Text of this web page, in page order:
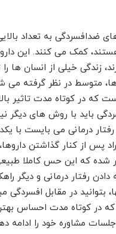
ضدافسردگی به تعداد
کمک می کنند. این
زندگی خیلی از انسان ها را
متوسط در نظر گرفته می
در کوتاه مدت تاثیر
باید با روش های دیگر
رفتار درمانی می بایست با
پس از کنار گذاشتن
شده که این حس کاملا
رفتار درمانی و دیگر
در مقابل افسردگی
در کوتاه مدت احساس
مشاوره خود را ادامه